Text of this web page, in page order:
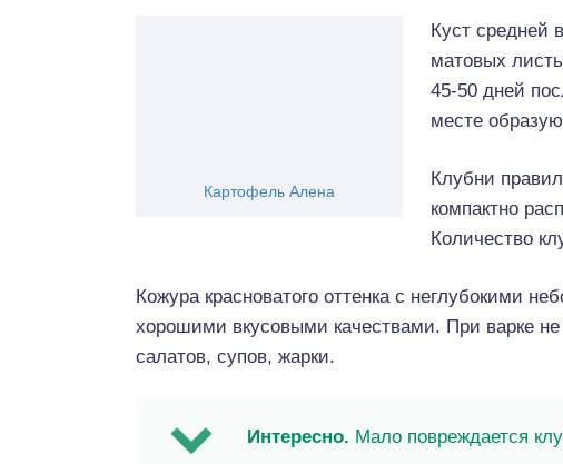
Картофель Алена
Куст средней
матовых
45-50 дней
месте
Клубни
компактно
Количество
Кожура красноватого оттенка с неглубокими
хорошими вкусовыми качествами. При варке не
салатов, супов, жарки.
Интересно. Мало повреждается